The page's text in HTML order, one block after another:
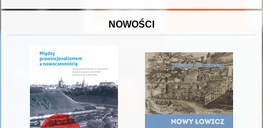
NOWOŚCI